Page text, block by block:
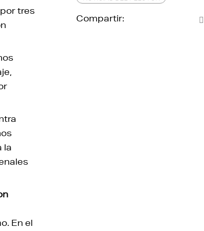
tres
la
En el
Compartir: